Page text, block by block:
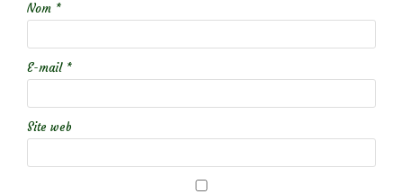
Nom *
E-mail *
Site web